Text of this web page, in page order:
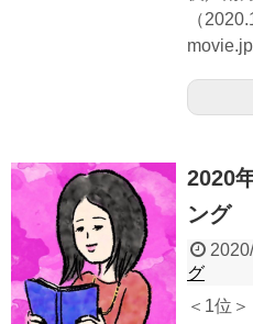
（
2020
ング
グ
＜1位